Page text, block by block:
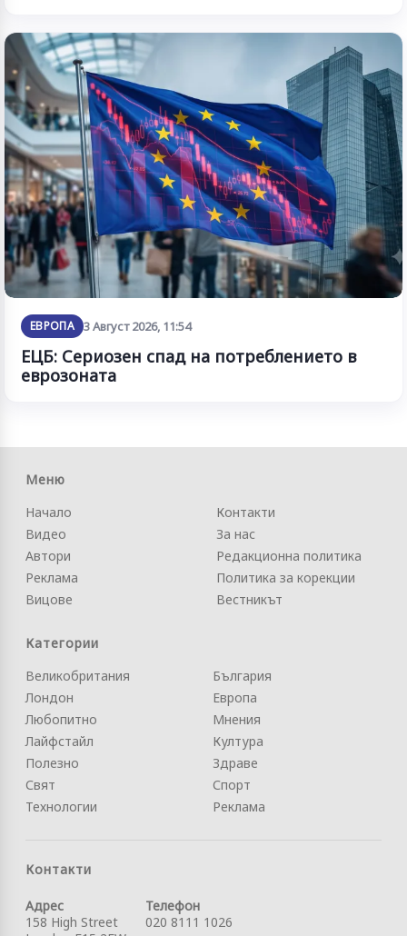
ЕВРОПА 3 Август 2026, 11:54
ЕЦБ: Сериозен спад на потреблението в
еврозоната
Меню
Начало
Видео
Автори
Реклама
Вицове
Контакти
За нас
Редакционна политика
Политика за корекции
Вестникът
Категории
Великобритания
Лондон
Любопитно
Лайфстайл
Полезно
Свят
Технологии
България
Европа
Мнения
Култура
Здраве
Спорт
Реклама
Контакти
Адрес
158 High Street
Телефон
020 8111 1026